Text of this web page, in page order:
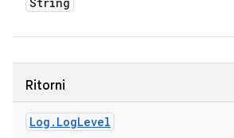
Ritorni
Log . LogLevel